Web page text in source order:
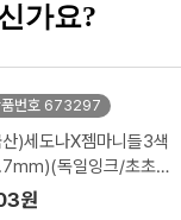
가요?
품번호 673297
)세도나X젬마니들3색
독일잉크/초초
도)
원